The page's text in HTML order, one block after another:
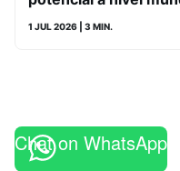
1 JUL 2026 | 3 MIN.
Chat on WhatsApp